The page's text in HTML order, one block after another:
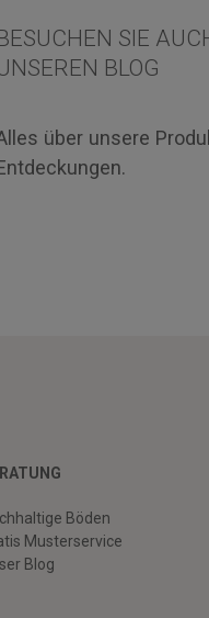
SIE
BLOG
über unsere
Böden
Musterservice
Blog